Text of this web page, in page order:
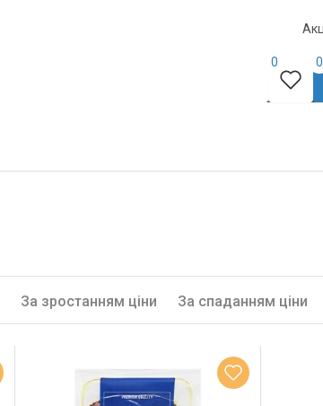
0
0
За зростанням ціни За спаданням ціни